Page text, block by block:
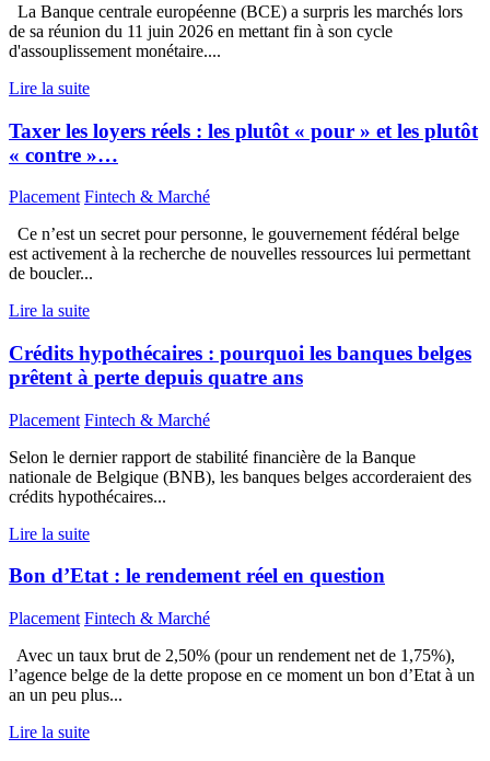
La Banque centrale européenne (BCE) a surpris les marchés lors
de sa réunion du 11 juin 2026 en mettant fin à son cycle
d'assouplissement monétaire....
Lire la suite
Taxer les loyers réels : les plutôt « pour » et les plutôt
« contre »…
Placement Fintech & Marché
Ce n’est un secret pour personne, le gouvernement fédéral belge
est activement à la recherche de nouvelles ressources lui permettant
de boucler...
Lire la suite
Crédits hypothécaires : pourquoi les banques belges
prêtent à perte depuis quatre ans
Placement Fintech & Marché
Selon le dernier rapport de stabilité financière de la Banque
nationale de Belgique (BNB), les banques belges accorderaient des
crédits hypothécaires...
Lire la suite
Bon d’Etat : le rendement réel en question
Placement Fintech & Marché
Avec un taux brut de 2,50% (pour un rendement net de 1,75%),
l’agence belge de la dette propose en ce moment un bon d’Etat à un
an un peu plus...
Lire la suite